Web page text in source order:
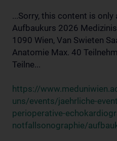
...Sorry, this content is only
Aufbaukurs 2026
1090 Wien, Van Swieten
Anatomie Max. 40
Teilne...
https://
uns/events/jaehrliche-
perioperative-
notfallsonographie/